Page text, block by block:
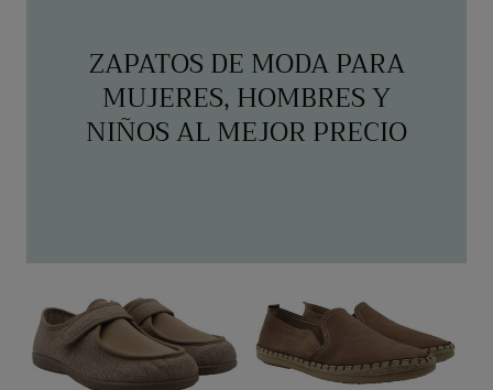
ZAPATOS DE MODA PARA
MUJERES, HOMBRES Y
NIÑOS AL MEJOR PRECIO